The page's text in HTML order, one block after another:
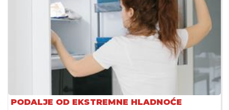
PODALJE OD EKSTREMNE HLADNOĆE